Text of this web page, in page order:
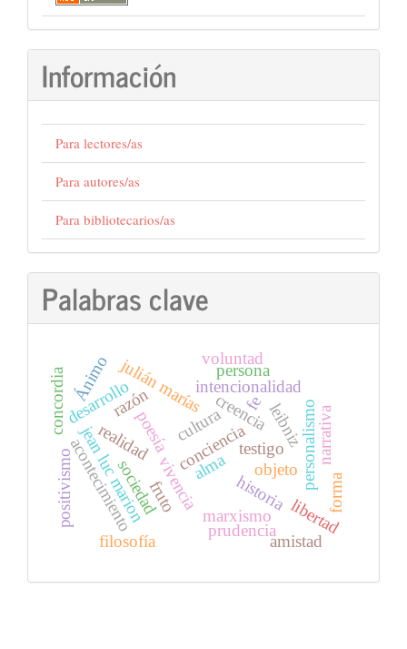
Información
Para lectores/as
Para autores/as
Para bibliotecarios/as
Palabras clave
historia
vivencia
poesía cultura
sociedad
creencia
intencionalidad
conciencia objeto
realidad
jean luc marion
acontecimiento testigo
fruto
personalismo
persona
marxismo
positivismo
leibniz
filosofía
julián marías
desarrollo
libertad
fe
razón
prudencia
amistad
concordia narrativa
voluntad
alma
forma
Ánimo